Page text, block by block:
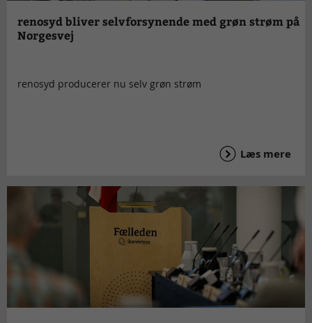
renosyd bliver selvforsynende med grøn strøm på
Norgesvej
renosyd producerer nu selv grøn strøm
Læs mere